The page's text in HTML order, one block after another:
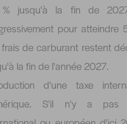
jusqu'à la fin de
pour atteindre
frais de carburant restent
la fin de l'année 2027.
d'une taxe
S'il n'y a pas